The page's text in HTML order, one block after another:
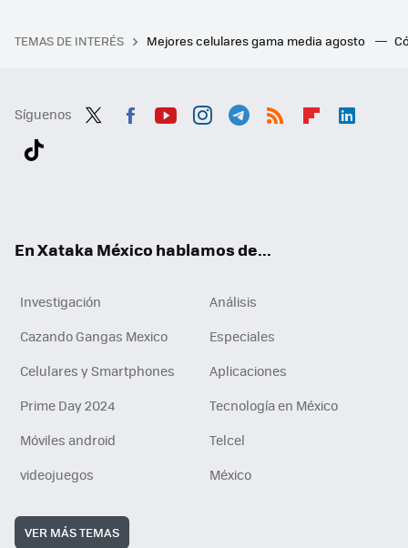
TEMAS DE INTERÉS Mejores celulares gama media agosto
Síguenos
En Xataka México hablamos de...
Investigación
Análisis
Cazando Gangas Mexico
Especiales
Celulares y Smartphones
Aplicaciones
Prime Day 2024
Tecnología en México
Móviles android
Telcel
videojuegos
México
VER MÁS TEMAS